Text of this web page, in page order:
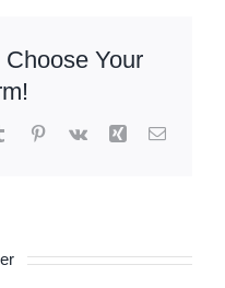
Your
TumblrPinterest
Vk Xing Email